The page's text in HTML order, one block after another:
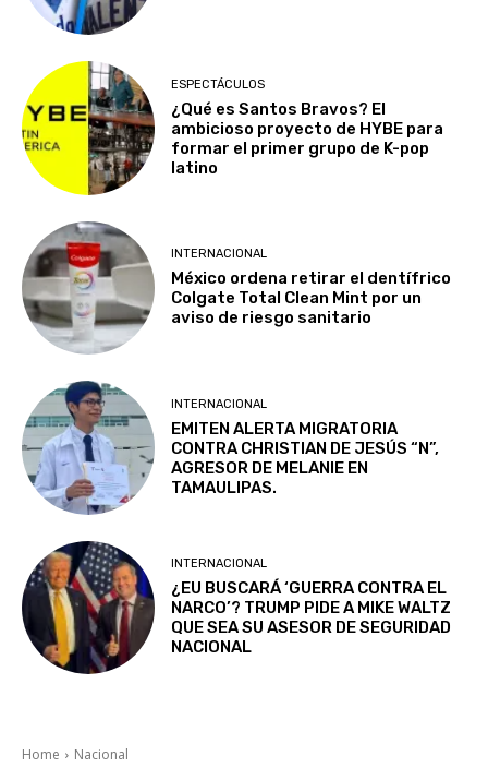
ESPECTÁCULOS
¿Qué es Santos Bravos? El
ambicioso proyecto de HYBE para
formar el primer grupo de K-pop
latino
INTERNACIONAL
México ordena retirar el dentífrico
Colgate Total Clean Mint por un
aviso de riesgo sanitario
INTERNACIONAL
EMITEN ALERTA MIGRATORIA
CONTRA CHRISTIAN DE JESÚS “N”,
AGRESOR DE MELANIE EN
TAMAULIPAS.
INTERNACIONAL
¿EU BUSCARÁ ‘GUERRA CONTRA EL
NARCO’? TRUMP PIDE A MIKE WALTZ
QUE SEA SU ASESOR DE SEGURIDAD
NACIONAL